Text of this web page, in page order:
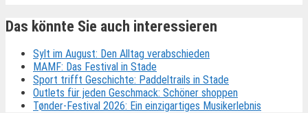
Das könnte Sie auch interessieren
Sylt im August: Den Alltag verabschieden
MAMF: Das Festival in Stade
Sport trifft Geschichte: Paddeltrails in Stade
Outlets für jeden Geschmack: Schöner shoppen
Tønder-Festival 2026: Ein einzigartiges Musikerlebnis